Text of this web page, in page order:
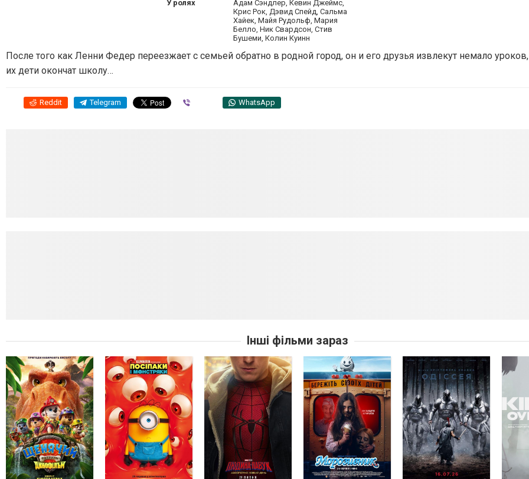
У ролях
Адам Сэндлер, Кевин Джеймс,
Крис Рок, Дэвид Спейд, Сальма
Хайек, Майя Рудольф, Мария
Белло, Ник Свардсон, Стив
Бушеми, Колин Куинн
После того как Ленни Федер переезжает с семьей обратно в родной город, он и его друзья извлекут немало
их дети окончат школу…
Reddit Telegram WhatsApp
Інші фільми зараз